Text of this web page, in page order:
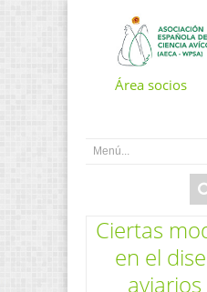
Área socios
Ciertas
en el